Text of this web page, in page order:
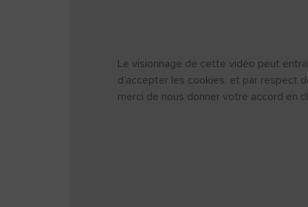
Le visionnage de cette vidéo peut
d’accepter les cookies, et par respect
merci de nous donner votre accord en